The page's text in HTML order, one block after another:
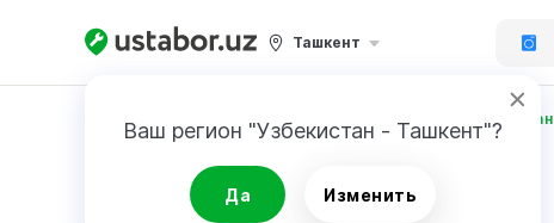
Ташкент
Ваш регион "Узбекистан - Ташкент"?
Да Изменить
Главная Ремонт техники Умаров Маъмуржан
Умаров Маъмуржан